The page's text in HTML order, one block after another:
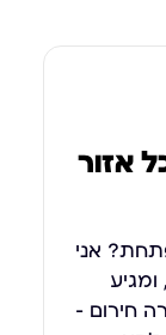
– 24/7 בכל אזור
אני
חירום –